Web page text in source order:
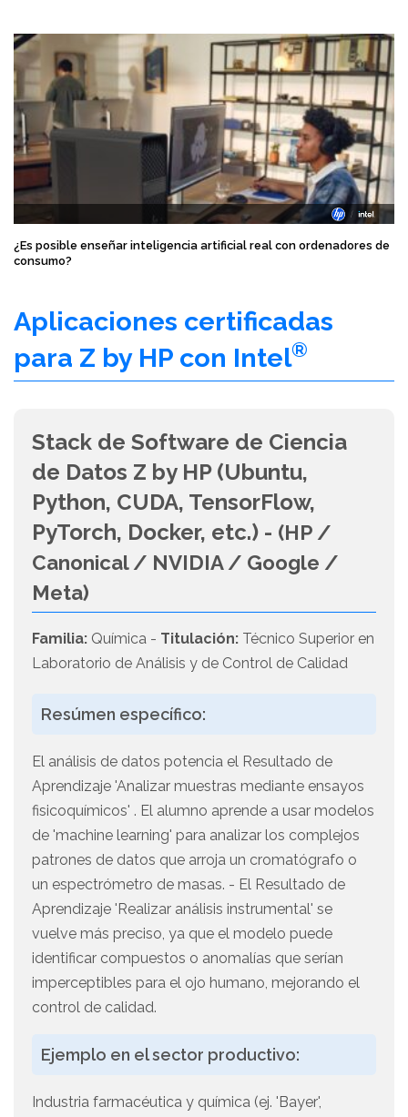
¿Es posible enseñar inteligencia artificial real con ordenadores de
consumo?
Aplicaciones certificadas
para Z by HP con Intel®
Stack de Software de Ciencia
de Datos Z by HP (Ubuntu,
Python, CUDA, TensorFlow,
PyTorch, Docker, etc.) - (HP /
Canonical / NVIDIA / Google /
Meta)
Familia: Química - Titulación: Técnico Superior en
Laboratorio de Análisis y de Control de Calidad
Resúmen específico:
El análisis de datos potencia el Resultado de
Aprendizaje 'Analizar muestras mediante ensayos
fisicoquímicos' . El alumno aprende a usar modelos
de 'machine learning' para analizar los complejos
patrones de datos que arroja un cromatógrafo o
un espectrómetro de masas. - El Resultado de
Aprendizaje 'Realizar análisis instrumental' se
vuelve más preciso, ya que el modelo puede
identificar compuestos o anomalías que serían
imperceptibles para el ojo humano, mejorando el
control de calidad.
Ejemplo en el sector productivo:
Industria farmacéutica y química (ej. 'Bayer',